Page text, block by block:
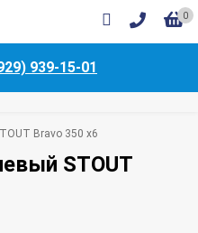
0
939-15-01
Bravo 350 x6
STOUT